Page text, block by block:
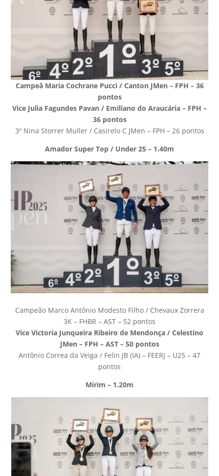
Campeã Maria Cochrane Pucci / Canton JMen – FPH – 36
pontos
Vice Julia Fagundes Pavan / Emiliano do Araucária – FPH –
36 pontos
3º Nina Storrer Muller / Casirelo C JMen – FPH – 26 pontos
Amador Super Top / Under 25 – 1.40m
Campeão Marco Antônio Modesto Filho / Chevaux Zorrera
3K – FHBR – AST – 52 pontos
Vice Victoria Junqueira Ribeiro de Mendonça / Celestino
JMen – FPH – AST – 50 pontos
Antônio Correa da Veiga / Felin JB (IA) – FEERJ – U25 – 47
pontos
Mirim – 1.20m